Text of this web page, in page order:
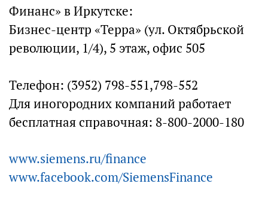
Финанс» в Иркутске:
Бизнес-центр «Терра» (ул. Октябрьской
революции, 1/4), 5 этаж, офис 505
Телефон: (3952) 798-551,798-552
Для иногородних компаний работает
бесплатная справочная: 8-800-2000-180
www.siemens.ru/finance
www.facebook.com/SiemensFinance